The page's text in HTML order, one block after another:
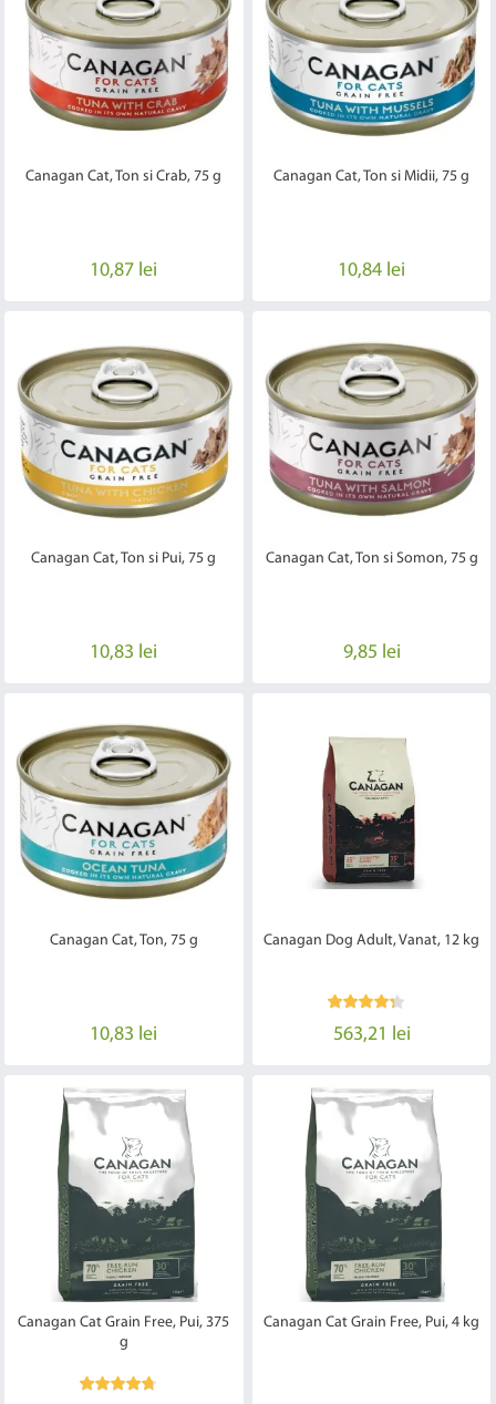
Canagan Cat, Ton si Crab, 75 g
10,87 lei
Canagan Cat, Ton si Midii, 75 g
10,84 lei
Canagan Cat, Ton si Pui, 75 g
10,83 lei
Canagan Cat, Ton si Somon, 75 g
9,85 lei
Canagan Cat, Ton, 75 g
10,83 lei
Canagan Dog Adult, Vanat, 12 kg
563,21 lei
Canagan Cat Grain Free, Pui, 375
g
Canagan Cat Grain Free, Pui, 4 kg